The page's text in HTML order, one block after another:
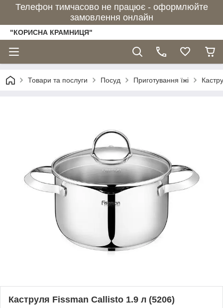
Телефон тимчасово не працює - оформлюйте
замовлення онлайн
"КОРИСНА КРАМНИЦЯ"
Товари та послуги Посуд Приготування їжі
Каструля Fissman Callisto 1.9 л (5206)